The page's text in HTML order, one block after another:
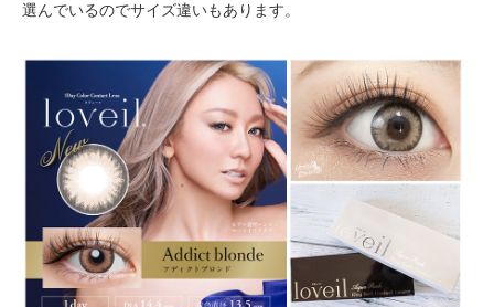
選んでいるのでサイズ違いもあります。